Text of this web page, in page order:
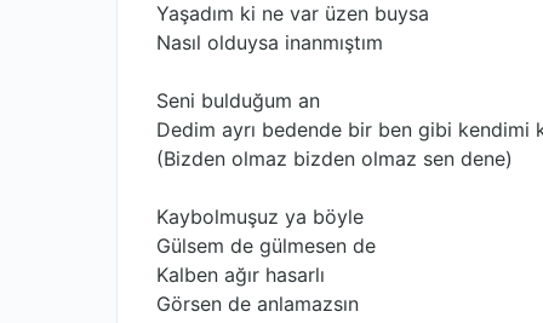
Yaşadım ki ne var üzen buysa
Nasıl olduysa inanmıştım
Seni bulduğum an
Dedim ayrı bedende bir ben gibi kendimi
(Bizden olmaz bizden olmaz sen dene)
Kaybolmuşuz ya böyle
Gülsem de gülmesen de
Kalben ağır hasarlı
Görsen de anlamazsın